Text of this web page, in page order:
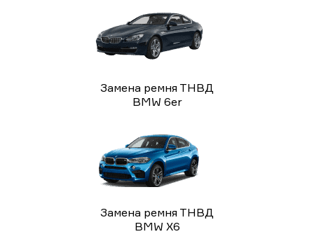
Замена ремня ТНВД
BMW 6er
Замена ремня ТНВД
BMW X6